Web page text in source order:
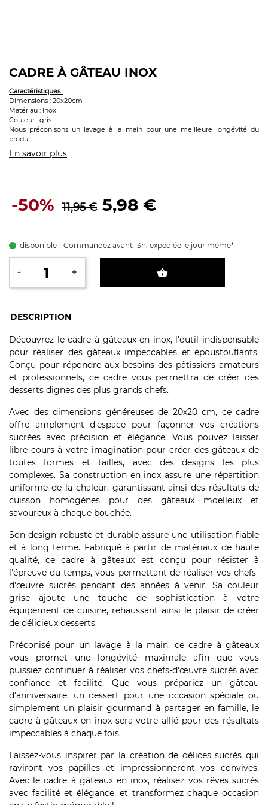
CADRE À GÂTEAU INOX
Caractéristiques :
Dimensions : 20x20cm
Matériau : Inox
Couleur : gris
Nous préconisons un lavage à la main pour une meilleure longévité du
produit.
En savoir plus
-50% 11,95 € 5,98 €
disponible - Commandez avant 13h, expédiée le jour même*
- + shopping_basket
DESCRIPTION
Découvrez le cadre à gâteaux en inox, l'outil indispensable
pour réaliser des gâteaux impeccables et époustouflants.
Conçu pour répondre aux besoins des pâtissiers amateurs
et professionnels, ce cadre vous permettra de créer des
desserts dignes des plus grands chefs.
Avec des dimensions généreuses de 20x20 cm, ce cadre
offre amplement d'espace pour façonner vos créations
sucrées avec précision et élégance. Vous pouvez laisser
libre cours à votre imagination pour créer des gâteaux de
toutes formes et tailles, avec des designs les plus
complexes. Sa construction en inox assure une répartition
uniforme de la chaleur, garantissant ainsi des résultats de
cuisson homogènes pour des gâteaux moelleux et
savoureux à chaque bouchée.
Son design robuste et durable assure une utilisation fiable
et à long terme. Fabriqué à partir de matériaux de haute
qualité, ce cadre à gâteaux est conçu pour résister à
l'épreuve du temps, vous permettant de réaliser vos chefs-
d'œuvre sucrés pendant des années à venir. Sa couleur
grise ajoute une touche de sophistication à votre
équipement de cuisine, rehaussant ainsi le plaisir de créer
de délicieux desserts.
Préconisé pour un lavage à la main, ce cadre à gâteaux
vous promet une longévité maximale afin que vous
puissiez continuer à réaliser vos chefs-d'œuvre sucrés avec
confiance et facilité. Que vous prépariez un gâteau
d'anniversaire, un dessert pour une occasion spéciale ou
simplement un plaisir gourmand à partager en famille, le
cadre à gâteaux en inox sera votre allié pour des résultats
impeccables à chaque fois.
Laissez-vous inspirer par la création de délices sucrés qui
raviront vos papilles et impressionneront vos convives.
Avec le cadre à gâteaux en inox, réalisez vos rêves sucrés
avec facilité et élégance, et transformez chaque occasion